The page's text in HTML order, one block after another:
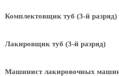
Комплектовщик туб (3-й разряд)
Лакировщик туб (3-й разряд)
Машинист лакировочных